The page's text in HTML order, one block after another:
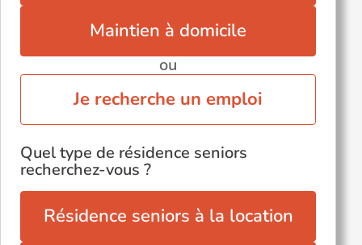
Maintien à domicile
ou
Je recherche un emploi
Quel type de résidence seniors
recherchez-vous ?
Résidence seniors à la location